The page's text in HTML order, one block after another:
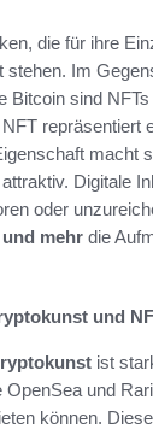
die für ihre
stehen. Im
Bitcoin sind
repräsentiert
macht
Digitale
oder
und mehr die
und
ist
und
können.